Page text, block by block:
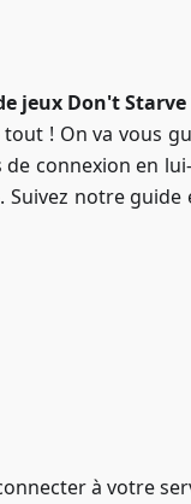
jeux Don't
! On va vous
connexion en
notre guide
à votre